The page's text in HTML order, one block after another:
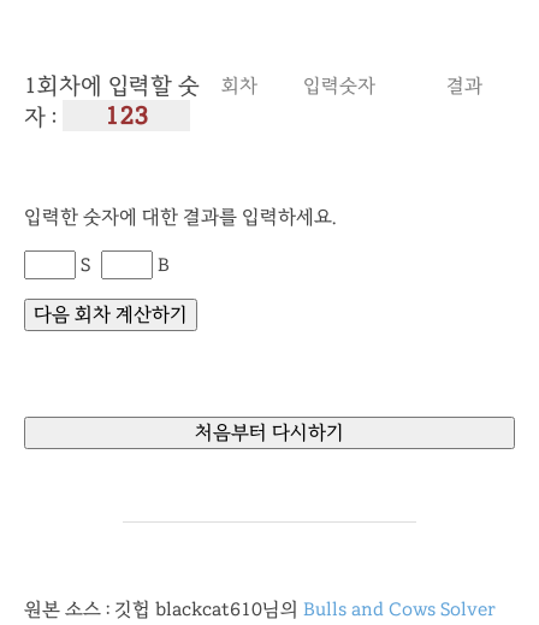
회차 입력숫자 결과
1회차에 입력할 숫
자 :
입력한 숫자에 대한 결과를 입력하세요.
S
B
원본 소스 : 깃헙 blackcat610님의 Bulls and Cows Solver